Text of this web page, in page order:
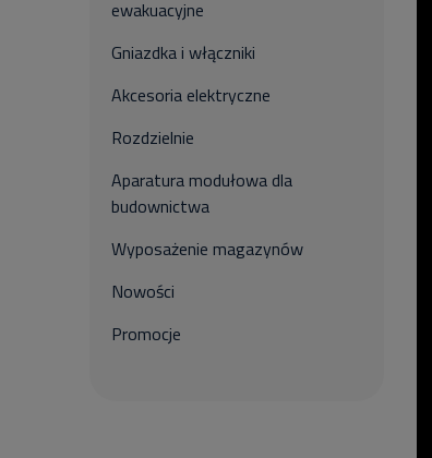
ewakuacyjne
Gniazdka i włączniki
Akcesoria elektryczne
Rozdzielnie
Aparatura modułowa dla
budownictwa
Wyposażenie magazynów
Nowości
Promocje